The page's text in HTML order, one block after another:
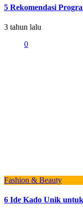
5 Rekomendasi
3 tahun lalu
0
Fashion & Beauty
6 Ide Kado Unik